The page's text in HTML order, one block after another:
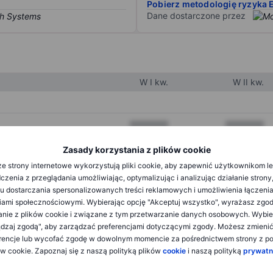
Zasady korzystania z plików cookie
strony internetowe wykorzystują pliki cookie, aby zapewnić użytkownikom
z przeglądania umożliwiając, optymalizując i analizując działanie
dostarczania spersonalizowanych treści reklamowych i umożliwienia
społecznościowymi. Wybierając opcję "Akceptuj wszystko", wyrażasz
z plików cookie i związane z tym przetwarzanie danych osobowych.
zgodą", aby zarządzać preferencjami dotyczącymi zgody. Możesz
lub wycofać zgodę w dowolnym momencie za pośrednictwem strony z
cookie. Zapoznaj się z naszą polityką plików cookie i naszą polityką
Pobierz metodologię ryzyka
Dane dostarczone przez
W I kw. W II kw.
XXXXXXX XXXXXXX
XXXXXXX
XXXXXXX XXXXXXX
XXXXXXX XXXXXXX
XXXXXXX